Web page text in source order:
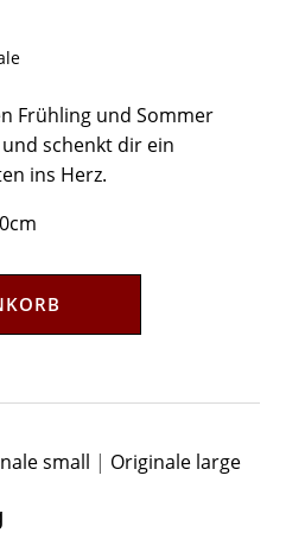
Frühling und Sommer
schenkt dir ein
ins Herz.
small | Originale large